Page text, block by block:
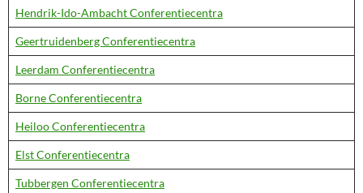
Hendrik-Ido-Ambacht Conferentiecentra
Geertruidenberg Conferentiecentra
Leerdam Conferentiecentra
Borne Conferentiecentra
Heiloo Conferentiecentra
Elst Conferentiecentra
Tubbergen Conferentiecentra